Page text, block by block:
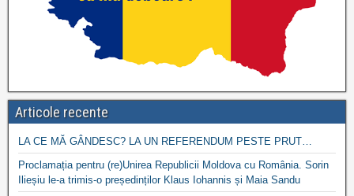
Articole recente
LA CE MĂ GÂNDESC? LA UN REFERENDUM PESTE PRUT…
Proclamația pentru (re)Unirea Republicii Moldova cu România. Sorin
Ilieșiu le-a trimis-o președinților Klaus Iohannis și Maia Sandu